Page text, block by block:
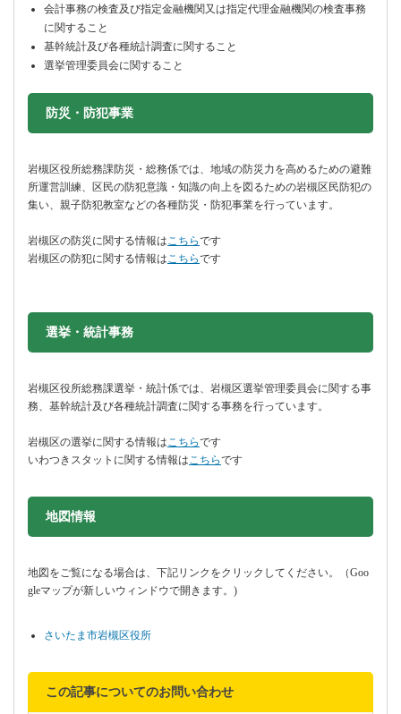
会計事務の検査及び指定金融機関又は指定代理金融機関の検査事務
に関すること
基幹統計及び各種統計調査に関すること
選挙管理委員会に関すること
防災・防犯事業
岩槻区役所総務課防災・総務係では、地域の防災力を高めるための避難
所運営訓練、区民の防犯意識・知識の向上を図るための岩槻区民防犯の
集い、親子防犯教室などの各種防災・防犯事業を行っています。
岩槻区の防災に関する情報はこちらです
岩槻区の防犯に関する情報はこちらです
選挙・統計事務
岩槻区役所総務課選挙・統計係では、岩槻区選挙管理委員会に関する事
務、基幹統計及び各種統計調査に関する事務を行っています。
岩槻区の選挙に関する情報はこちらです
いわつきスタットに関する情報はこちらです
地図情報
地図をご覧になる場合は、下記リンクをクリックしてください。（Goo
gleマップが新しいウィンドウで開きます。)
さいたま市岩槻区役所
この記事についてのお問い合わせ